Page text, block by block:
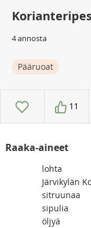
4 annosta
Pääruoat
11
Raaka-aineet
lohta
Järvikylän
sitruunaa
sipulia
öljyä